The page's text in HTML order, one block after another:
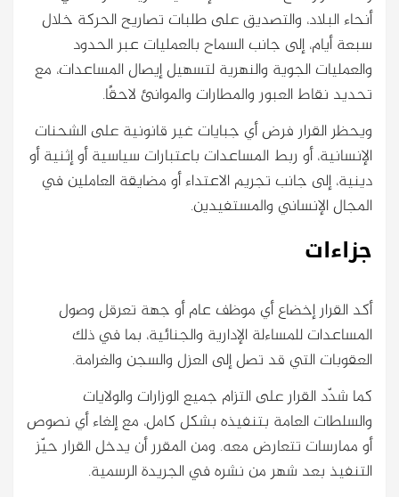
أنحاء البلاد، والتصديق على طلبات تصاريح الحركة خلال
سبعة أيام، إلى جانب السماح بالعمليات عبر الحدود
والعمليات الجوية والنهرية لتسهيل إيصال المساعدات، مع
تحديد نقاط العبور والمطارات والموانئ لاحقًا.
ويحظر القرار فرض أي جبايات غير قانونية على الشحنات
الإنسانية، أو ربط المساعدات باعتبارات سياسية أو إثنية أو
دينية، إلى جانب تجريم الاعتداء أو مضايقة العاملين في
المجال الإنساني والمستفيدين.
جزاءات
أكد القرار إخضاع أي موظف عام أو جهة تعرقل وصول
المساعدات للمساءلة الإدارية والجنائية، بما في ذلك
العقوبات التي قد تصل إلى العزل والسجن والغرامة.
كما شدّد القرار على التزام جميع الوزارات والولايات
والسلطات العامة بتنفيذه بشكل كامل، مع إلغاء أي نصوص
أو ممارسات تتعارض معه. ومن المقرر أن يدخل القرار حيّز
التنفيذ بعد شهر من نشره في الجريدة الرسمية.